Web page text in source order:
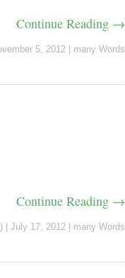
Continue Reading →
5, 2012 many Words
Continue Reading →
July 17, 2012 many Words